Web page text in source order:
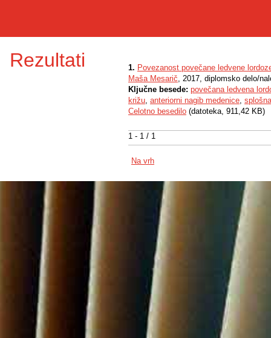
Rezultati
1 - 1 / 1
1. Povezanost povečane ledvene
Maša Mesarič, 2017, diplomsko delo/
Ključne besede: povečana ledvena
križu, anteriorni nagib medenice,
Celotno besedilo (datoteka, 911,42 KB)
Na vrh